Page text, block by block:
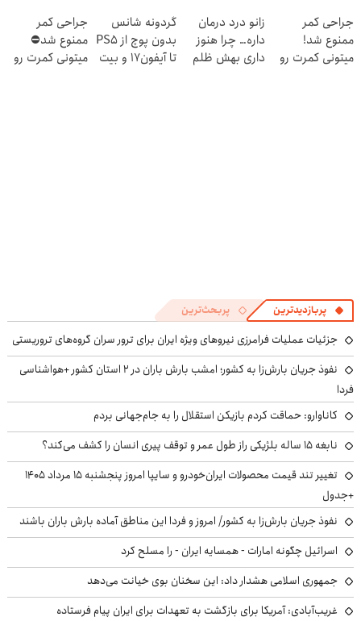
بده 📌
بده 🎯
جراحی کمر
ممنوع شد!
میتونی کمرت رو
زانو درد درمان
داره… چرا هنوز
داری بهش ظلم
گردونه شانس
بدون پوچ از PS5
تا آیفون17 و بیت
جراحی کمر
ممنوع شد⛔
میتونی کمرت رو
پربازدیدترین پربحث‌ترین
جزئیات عملیات فرامرزی نیروهای ویژه ایران برای ترور سران گروه‌های تروریستی
نفوذ جریان بارش‌زا به کشور؛ امشب بارش باران در ۲ استان کشور +هواشناسی
فردا
کاناوارو: حماقت کردم بازیکن استقلال را به جام‌جهانی بردم
نابغه ۱۵ ساله بلژیکی راز طول عمر و توقف پیری انسان را کشف می‌کند؟
تغییر تند قیمت محصولات ایران‌خودرو و سایپا امروز پنجشنبه ۱۵ مرداد ۱۴۰۵
+جدول
نفوذ جریان بارش‌زا به کشور/ امروز و فردا این مناطق آماده بارش باران باشند
اسرائیل چگونه امارات - همسایه ایران - را مسلح کرد
جمهوری اسلامی هشدار داد: این سخنان بوی خیانت می‌دهد
غریب‌آبادی: آمریکا برای بازگشت به تعهدات برای ایران پیام فرستاده